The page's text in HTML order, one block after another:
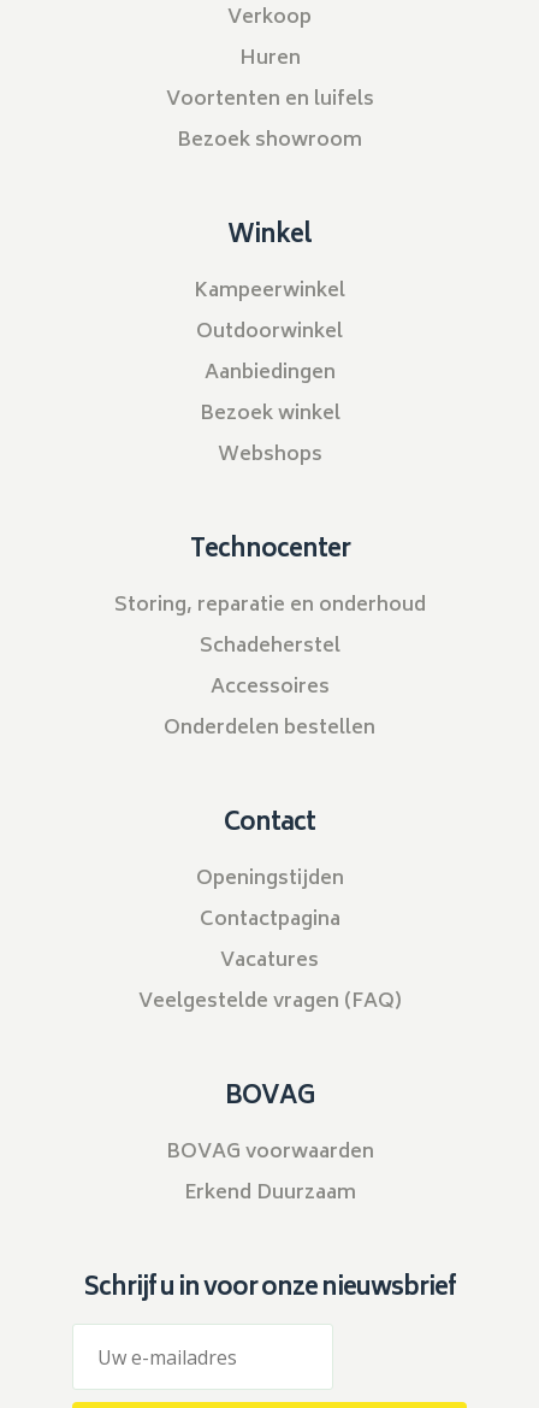
Verkoop
Huren
Voortenten en luifels
Bezoek showroom
Winkel
Kampeerwinkel
Outdoorwinkel
Aanbiedingen
Bezoek winkel
Webshops
Technocenter
Storing, reparatie en onderhoud
Schadeherstel
Accessoires
Onderdelen bestellen
Contact
Openingstijden
Contactpagina
Vacatures
Veelgestelde vragen (FAQ)
BOVAG
BOVAG voorwaarden
Erkend Duurzaam
Schrijf u in voor onze nieuwsbrief